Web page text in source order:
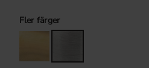
Fler färger